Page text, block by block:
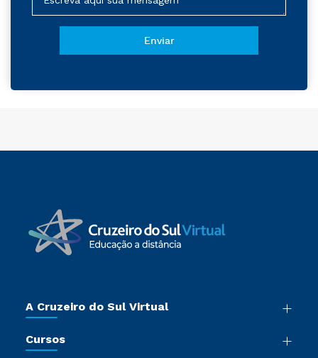
A Cruzeiro do Sul Virtual
Sala de Imprensa
Cursos